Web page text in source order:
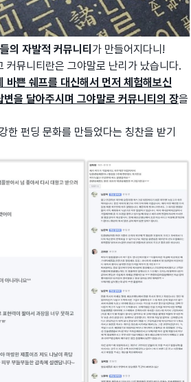
의 자발적 커뮤니티 가 만들어지다니!
커뮤니티란은 그야말로 난리가 났습니다.
바쁜 쉐프를 대신해서 먼저 체험해보신
을 달아주시며 그야말로 커뮤니티의 장을
한 펀딩 문화를 만들었다는 칭찬을 받기